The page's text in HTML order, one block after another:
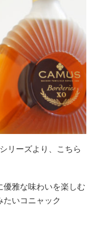
リーズより、こちら
優雅な味わいを楽しむ
いコニャック